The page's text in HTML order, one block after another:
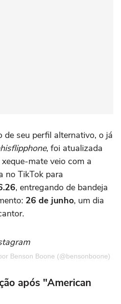
de seu perfil alternativo, o já
, foi atualizada
mate veio com a
no TikTok para
, entregando de bandeja
26 de junho, um dia
Benson Boone (@bensonboone)
após "American